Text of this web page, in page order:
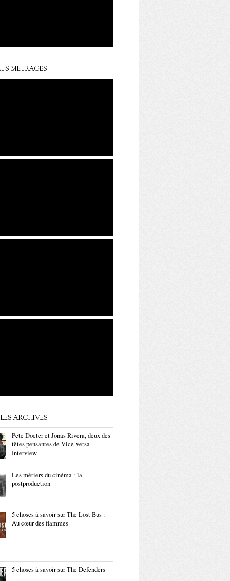
METRAGES
ARCHIVES
Pete Docter et Jonas Rivera, deux des
têtes pensantes de Vice-versa –
Interview
Les métiers du cinéma : la
postproduction
5 choses à savoir sur The Lost Bus :
Au cœur des flammes
5 choses à savoir sur The Defenders